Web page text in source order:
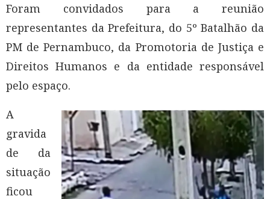
Foram convidados para a reunião
representantes da Prefeitura, do 5º Batalhão da
PM de Pernambuco, da Promotoria de Justiça e
Direitos Humanos e da entidade responsável
pelo espaço.
A
gravida
de da
situação
ficou